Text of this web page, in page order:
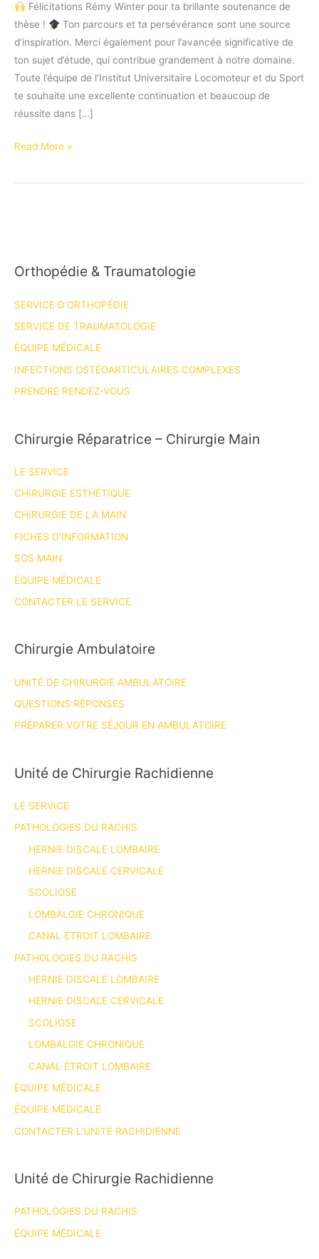
Félicitations Rémy Winter pour ta brillante soutenance de
thèse !
Ton parcours et ta persévérance sont une source
d’inspiration. Merci également pour l’avancée significative de
ton sujet d’étude, qui contribue grandement à notre domaine.
Toute l’équipe de l’Institut Universitaire Locomoteur et du Sport
te souhaite une excellente continuation et beaucoup de
réussite dans […]
Félicitations
Rémy
soutenance
thèse!
Read More »
Orthopédie & Traumatologie
SERVICE D’ORTHOPÉDIE
SERVICE DE TRAUMATOLOGIE
ÉQUIPE MÉDICALE
INFECTIONS OSTÉOARTICULAIRES COMPLEXES
PRENDRE RENDEZ-VOUS
Chirurgie Réparatrice – Chirurgie Main
LE SERVICE
CHIRURGIE ESTHÉTIQUE
CHIRURGIE DE LA MAIN
FICHES D’INFORMATION
SOS MAIN
ÉQUIPE MÉDICALE
CONTACTER LE SERVICE
Chirurgie Ambulatoire
UNITÉ DE CHIRURGIE AMBULATOIRE
QUESTIONS RÉPONSES
PRÉPARER VOTRE SÉJOUR EN AMBULATOIRE
Unité de Chirurgie Rachidienne
LE SERVICE
PATHOLOGIES DU RACHIS
HERNIE DISCALE LOMBAIRE
HERNIE DISCALE CERVICALE
SCOLIOSE
LOMBALGIE CHRONIQUE
CANAL ÉTROIT LOMBAIRE
PATHOLOGIES DU RACHIS
HERNIE DISCALE LOMBAIRE
HERNIE DISCALE CERVICALE
SCOLIOSE
LOMBALGIE CHRONIQUE
CANAL ÉTROIT LOMBAIRE
ÉQUIPE MÉDICALE
ÉQUIPE MÉDICALE
CONTACTER L’UNITÉ RACHIDIENNE
Unité de Chirurgie Rachidienne
PATHOLOGIES DU RACHIS
ÉQUIPE MÉDICALE